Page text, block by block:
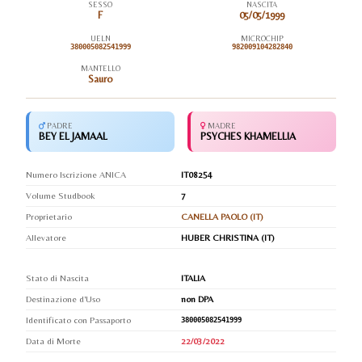
SESSO
F
NASCITA
05/05/1999
UELN
380005082541999
MICROCHIP
982009104282840
MANTELLO
Sauro
PADRE
BEY EL JAMAAL
MADRE
PSYCHES KHAMELLIA
Numero Iscrizione ANICA
IT08254
Volume Studbook
7
Proprietario
CANELLA PAOLO (IT)
Allevatore
HUBER CHRISTINA (IT)
Stato di Nascita
ITALIA
Destinazione d'Uso
non DPA
Identificato con Passaporto
380005082541999
Data di Morte 22/03/2022